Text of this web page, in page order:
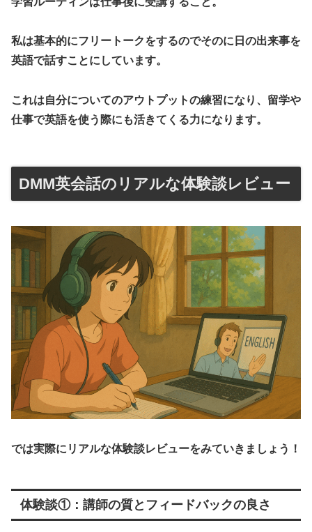
私は基本的にフリートークをするのでそのに日の出来事を
英語で話すことにしています。
これは自分についてのアウトプットの練習になり、留学や
仕事で英語を使う際にも活きてくる力になります。
DMM英会話のリアルな体験談レビュー
では実際にリアルな体験談レビューをみていきましょう！
体験談①：講師の質とフィードバックの良さ